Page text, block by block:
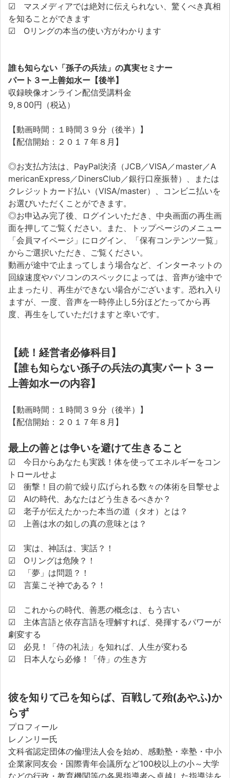
☑ マスメディアでは絶対に伝えられない、驚くべき真相
を知ることができます
☑ Oリングの本当の使い方がわかります
誰も知らない「孫子の兵法」の真実セミナー
パート３ー上善如水ー【後半】
収録映像オンライン配信受講料金
9,８00円（税込）
【動画時間：１時間３９分（後半）】
【配信開始：２０１７年８月】
◎お支払方法は、PayPal決済（JCB／VISA／master／A
mericanExpress／DinersClub／銀行口座振替）、または
クレジットカード払い（VISA/master）、コンビニ払いを
お選びいただくことができます。
◎お申込み完了後、ログインいただき、中央画面の再生画
面を押してご覧ください。また、トップページのメニュー
「会員マイページ」にログイン、「保有コンテンツ一覧」
からご選択いただき、ご覧ください。
動画が途中で止まってしまう場合など、インターネットの
回線速度やパソコンのスペックによっては、音声が途中で
止まったり、再生ができない場合がございます。恐れ入り
ますが、一度、音声を一時停止し5分ほどたってから再
度、再生をしていただけますと幸いです。
【続！経営者必修科目】
【誰も知らない孫子の兵法の真実パート３ー
上善如水ーの内容】
【動画時間：１時間３９分（後半）】
【配信開始：２０１７年８月】
最上の善とは争いを避けて生きること
☑ 今日からあなたも実践！体を使ってエネルギーをコン
トロールせよ
☑ 衝撃！目の前で繰り広げられる数々の体術を目撃せよ
☑ AIの時代、あなたはどう生きるべきか？
☑ 老子が伝えたかった本当の道（タオ）とは？
☑ 上善は水の如しの真の意味とは？
☑ 実は、神話は、実話？！
☑ Oリングは危険？！
☑ 「夢」は問題？！
☑ 言葉こそ神である？！
☑ これからの時代、善悪の概念は、もう古い
☑ 主体言語と依存言語を理解すれば、発揮するパワーが
劇変する
☑ 必見！「侍の礼法」を知れば、人生が変わる
☑ 日本人なら必修！「侍」の生き方
彼を知りて己を知らば、百戦して殆(あやふ)か
らず
プロフィール
レノンリー氏
文科省認定団体の倫理法人会を始め、感動塾・幸塾・中小
企業家同友会・国際青年会議所など100校以上の小～大学
などの行政・教育機関等の各界指導者へ卓越した指導法を